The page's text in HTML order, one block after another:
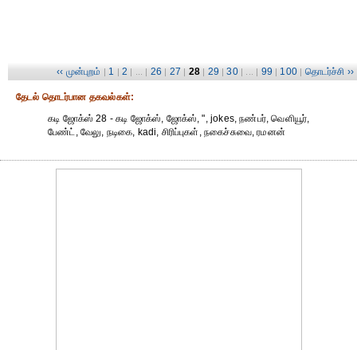
‹‹ முன்புறம் | 1 | 2 | ... | 26 | 27 | 28 | 29 | 30 | ... | 99 | 100 | தொடர்ச்சி ››
தேட‌ல் தொட‌ர்பான தகவ‌ல்க‌ள்:
கடி ஜோக்ஸ் 28 - கடி ஜோக்ஸ், ஜோக்ஸ், ", jokes, நண்பர், வெளியூர்,
பேண்ட், வேலு, நடிகை, kadi, சிரிப்புகள், நகைச்சுவை, ரமனன்